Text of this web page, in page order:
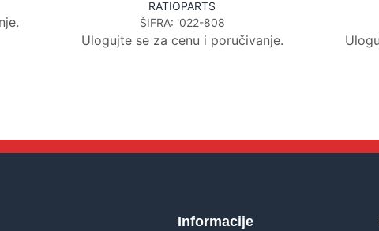
RATIOPARTS
ŠIFRA: '022-808
Ulogujte se za cenu i poručivanje.
Informacije